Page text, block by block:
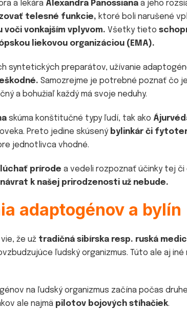
a lekára Alexandra Panossiana a jeho
telesné funkcie, ktoré boli narušené
vonkajším vplyvom. Všetky tieto
liekovou organizáciou (EMA).
syntetických preparátov, užívanie
Samozrejme je potrebné poznať čo
a bohužiaľ každý má svoje neduhy.
skúma konštitučné typy ľudí, tak ako
Preto jedine skúsený bylinkár či
jednotlivca vhodné.
prírode a vedeli rozpoznať účinky tej či
k našej prirodzenosti už nebude.
adaptogénov a bylín
že už tradičná sibírska resp. ruská
ľudský organizmus. Túto ale aj
na ľudský organizmus začína počas
ale najmä pilotov bojových stíhačiek.